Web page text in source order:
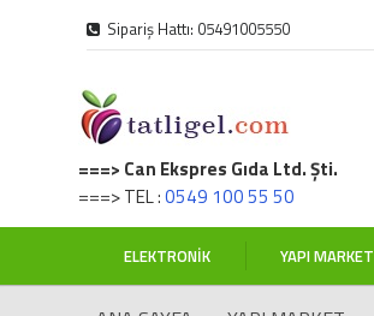
Sipariş Hattı: 05491005550
===> Can Ekspres Gıda Ltd. Şti.
===> TEL :0549 100 55 50
ELEKTRONIK YAPI MARKET